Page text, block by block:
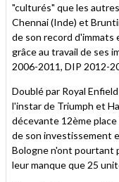
"culturés" que les
Chennai (Inde) et
de son record d'immats
grâce au travail de ses
2006-2011, DIP 2012-
Doublé par Royal
l'instar de Triumph et
décevante 12ème
de son investissement
Bologne n'ont pourtant
leur manque que 25